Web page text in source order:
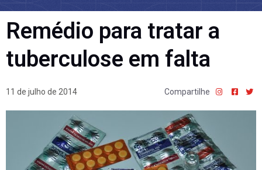
Remédio para tratar a
tuberculose em falta
11 de julho de 2014 Compartilhe